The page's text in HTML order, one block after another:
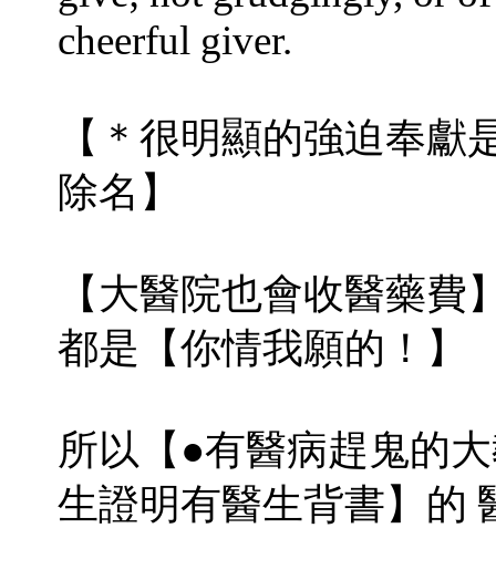
cheerful giver.
【＊很明顯的強迫奉
除名】
【大醫院也會收醫藥
都是【你情我願的！】
所以【●有醫病趕鬼的
生證明有醫生背書】的